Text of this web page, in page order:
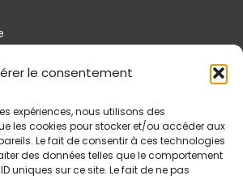
le consentement
expériences, nous utilisons des
les cookies pour stocker et/ou accéder aux
Le fait de consentir à ces technologies
des données telles que le comportement
uniques sur ce site. Le fait de ne pas